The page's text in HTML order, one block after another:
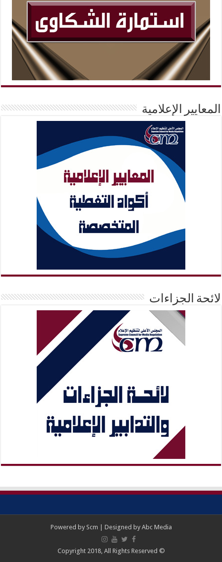
المعايير الإعلامية
لائحة الجزاءات
Powered by Scm | Designed by Abc Media
© Copyright 2018, All Rights Reserved